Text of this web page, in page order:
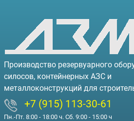
Производство резервуарного
силосов, контейнерных АЗС и
металлоконструкций для
+7 (915) 113-30-61
Пн.-Пт. 8:00 - 18:00 ч. Сб. 9:00 - 15:00 ч